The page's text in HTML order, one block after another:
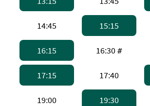
14:45下午2:45，高速船
15:15下午
16:15下午4:15，普通渡轮 。
16:30 #下午
17:15下午5:15，普通渡轮 。
17:40下午
19:00下午7:00，高速船
19:30下午